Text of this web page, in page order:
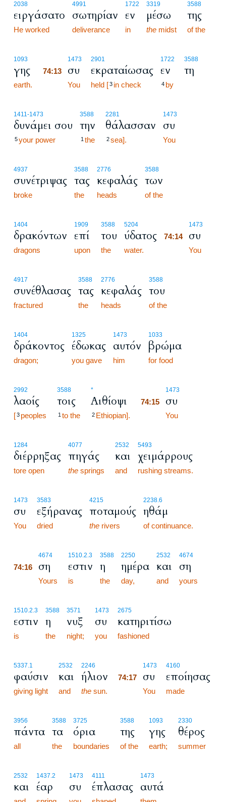
2038
ειργάσατο
He worked
4991
σωτηρίαν
deliverance
1722
εν
in
3319
μέσω
the midst
3588
της
of the
1093
γης
earth.
1473
74:13 συ
You
2901
εκραταίωσας
held [3 in check
1722
εν
4 by
3588
τη
1411-1473
δυνάμει σου
5your power
3588
την
1 the
2281
θάλασσαν
2sea].
1473
συ
You
4937
συνέτριψας
broke
3588
τας
the
2776
κεφαλάς
heads
3588
των
of the
1404
δρακόντων
dragons
1909
επί
upon
3588
του
the
5204
ύδατος
water.
1473
74:14 συ
You
4917
συνέθλασας
fractured
3588
τας
the
2776
κεφαλάς
heads
3588
του
of the
1404
δράκοντος
dragon;
1325
έδωκας
you gave
1473
αυτόν
him
1033
βρώμα
for food
2992
λαοίς
[3 peoples
3588
τοις
1 to the
*
Αιθίοψι
2 Ethiopian].
1473
74:15 συ
You
1284
διέρρηξας
tore open
4077
πηγάς
the springs
2532
και
and
5493
χειμάρρους
rushing streams.
1473
συ
You
3583
εξήρανας
dried
4215
ποταμούς
the rivers
2238.6
ηθάμ
of continuance.
4674
74:16 ση
Yours
1510.2.3
εστιν
is
3588
η
the
2250
ημέρα
day,
2532
και
and
4674
ση
yours
1510.2.3
εστιν
is
3588
η
the
3571
νυξ
night;
1473
συ
you
2675
κατηριτίσω
fashioned
5337.1
φαύσιν
giving light
2532
και
and
2246
ήλιον
the sun.
1473
74:17 συ
You
4160
εποίησας
made
3956
πάντα
all
3588
τα
the
3725
όρια
boundaries
3588
της
of the
1093
γης
earth;
2330
θέρος
summer
2532
και
1437.2
έαρ
1473
συ
4111
έπλασας
1473
αυτά